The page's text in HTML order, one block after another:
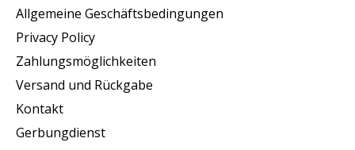
Allgemeine Geschäftsbedingungen
Privacy Policy
Zahlungsmöglichkeiten
Versand und Rückgabe
Kontakt
Gerbungdienst